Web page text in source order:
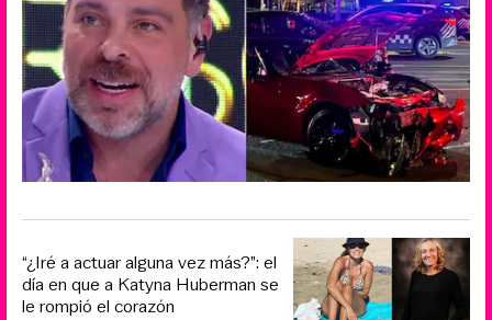
“¿Iré a actuar alguna vez más?”: el
día en que a Katyna Huberman se
le rompió el corazón